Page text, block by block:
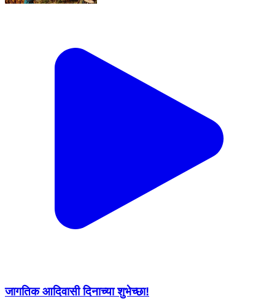
जागतिक आदिवासी दिनाच्या शुभेच्छा!